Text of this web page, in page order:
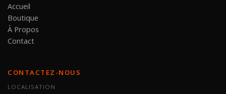
Accueil
Boutique
À Propos
Contact
CONTACTEZ-NOUS
LOCALISATION